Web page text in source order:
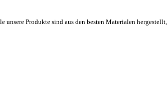
Produkte sind aus den besten Materialen